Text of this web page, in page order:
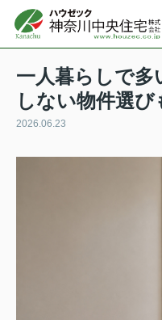
一人暮らしで多
しない物件選び
2026.06.23